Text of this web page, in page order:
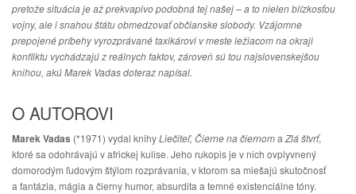
pretože situácia je až prekvapivo podobná tej našej – a to nielen blízkosťou
vojny, ale i snahou štátu obmedzovať občianske slobody. Vzájomne
prepojené príbehy vyrozprávané taxikárovi v meste ležiacom na okraji
konfliktu vychádzajú z reálnych faktov, zároveň sú tou najslovenskejšou
knihou, akú Marek Vadas doteraz napísal.
O AUTOROVI
Marek Vadas (*1971) vydal knihyLiečiteľ, Čierne na čiernoma Zlá štvrť,
ktoré sa odohrávajú v africkej kulise. Jeho rukopis je v nich ovplyvnený
domorodým ľudovým štýlom rozprávania, v ktorom sa miešajú skutočnosť
a fantázia, mágia a čierny humor, absurdita a temné existenciálne tóny.